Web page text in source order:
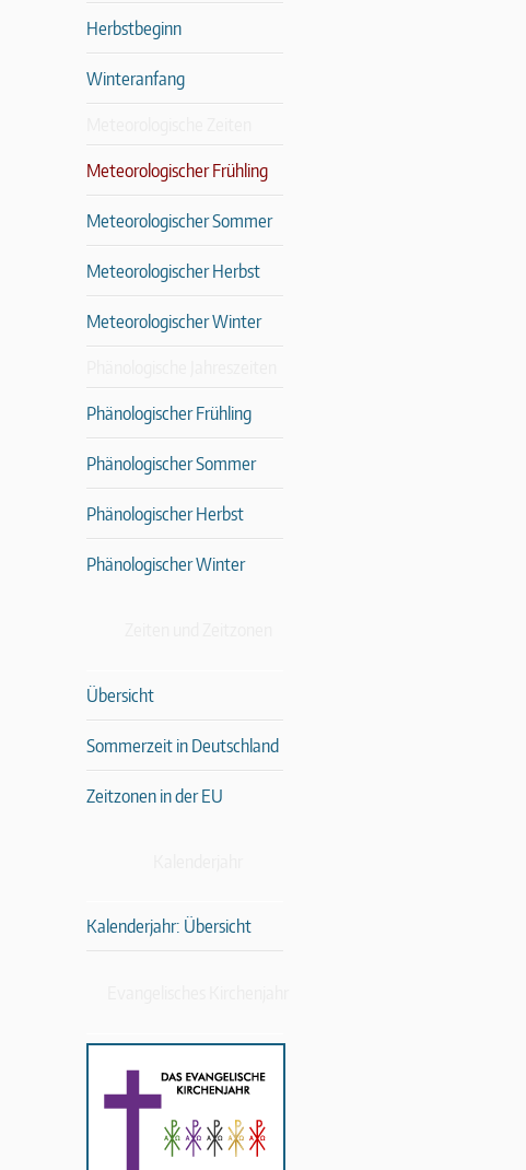
Herbstbeginn
Winteranfang
Meteorologischer Frühling
Meteorologischer Sommer
Meteorologischer Herbst
Meteorologischer Winter
Phänologischer Frühling
Phänologischer Sommer
Phänologischer Herbst
Phänologischer Winter
Übersicht
Sommerzeit in Deutschland
Zeitzonen in der EU
Kalenderjahr: Übersicht